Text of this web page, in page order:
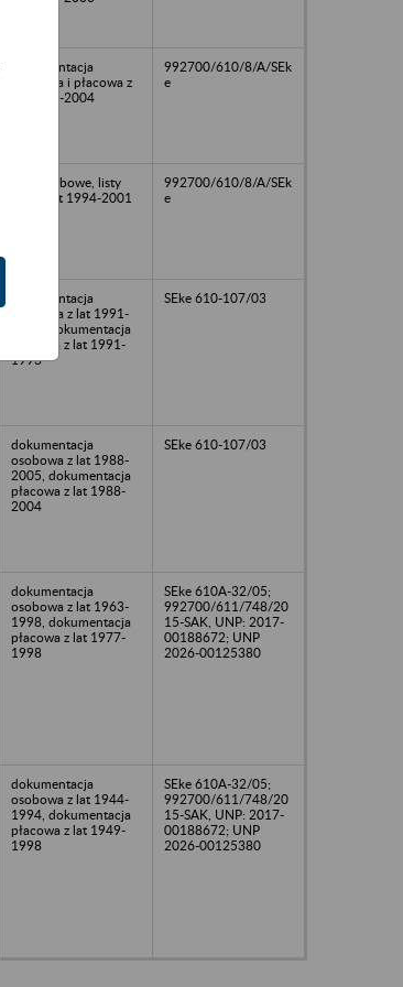
dokumentacja
osobowa i płacowa z
lat 2002-2004
992700/610/8/A/SEk
e
akta osobowe, listy
płac z lat 1994-2001
992700/610/8/A/SEk
e
dokumentacja
osobowa z lat 1991-
1994, dokumentacja
płacowa z lat 1991-
1993
SEke 610-107/03
dokumentacja
osobowa z lat 1988-
2005, dokumentacja
płacowa z lat 1988-
2004
SEke 610-107/03
dokumentacja
osobowa z lat 1963-
1998, dokumentacja
płacowa z lat 1977-
1998
SEke 610A-32/05;
992700/611/748/20
15-SAK, UNP: 2017-
00188672; UNP
2026-00125380
dokumentacja
osobowa z lat 1944-
1994, dokumentacja
płacowa z lat 1949-
1998
SEke 610A-32/05;
992700/611/748/20
15-SAK, UNP: 2017-
00188672; UNP
2026-00125380